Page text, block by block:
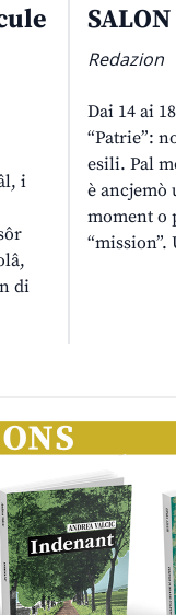
i
di
Redazion
Dai 14 ai
“Patrie”:
esili. Pal
è ancjemò
moment o